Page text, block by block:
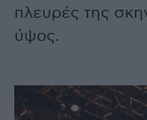
πλευρές της
ύψος.